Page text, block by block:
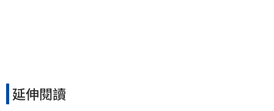
延伸閱讀